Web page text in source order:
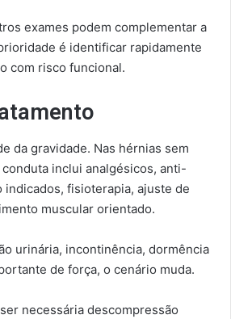
exames podem complementar a
é identificar rapidamente
com risco funcional.
da gravidade. Nas hérnias sem
inclui analgésicos, anti-
indicados, fisioterapia, ajuste de
muscular orientado.
urinária, incontinência, dormência
de força, o cenário muda.
necessária descompressão